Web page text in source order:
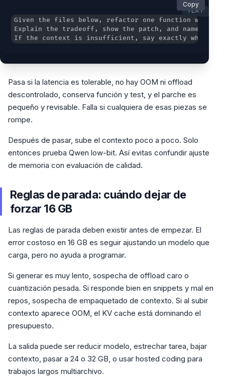
TEXT
If the context is insufficient, say exactly what file
Copy
Pasa si la latencia es tolerable, no hay OOM ni offload
descontrolado, conserva función y test, y el parche es
pequeño y revisable. Falla si cualquiera de esas piezas se
rompe.
Después de pasar, sube el contexto poco a poco. Solo
entonces prueba Qwen low-bit. Así evitas confundir ajuste
de memoria con evaluación de calidad.
Reglas de parada: cuándo dejar de
forzar 16 GB
Las reglas de parada deben existir antes de empezar. El
error costoso en 16 GB es seguir ajustando un modelo que
carga, pero no ayuda a programar.
Si generar es muy lento, sospecha de offload caro o
cuantización pesada. Si responde bien en snippets y mal en
repos, sospecha de empaquetado de contexto. Si al subir
contexto aparece OOM, el KV cache está dominando el
presupuesto.
La salida puede ser reducir modelo, estrechar tarea, bajar
contexto, pasar a 24 o 32 GB, o usar hosted coding para
trabajos largos multiarchivo.